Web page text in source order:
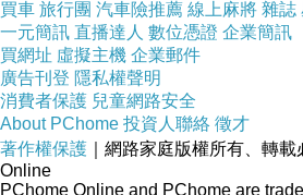
買車 旅行團 汽車險推薦 線上麻將 雜誌
一元簡訊 直播達人 數位憑證 企業簡訊
買網址 虛擬主機 企業郵件
廣告刊登 隱私權聲明
消費者保護 兒童網路安全
About PChome 投資人聯絡 徵才
著作權保護 ｜網路家庭版權所有、轉載
Online
PChome Online and PChome are